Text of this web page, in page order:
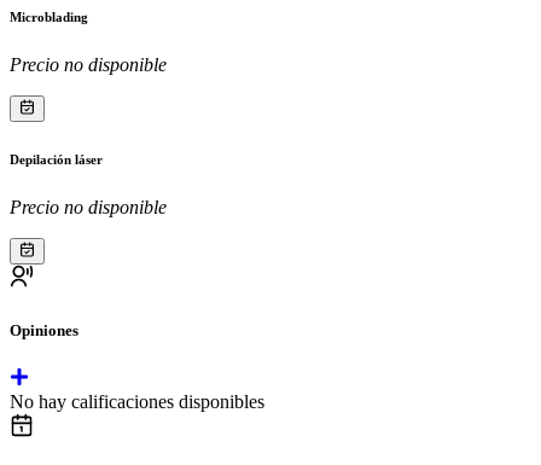
Microblading
Precio no disponible
Depilación láser
Precio no disponible
Opiniones
No hay calificaciones disponibles